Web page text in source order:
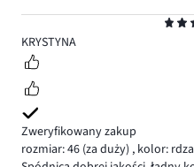
4
KRYSTYNA
Zweryfikowany zakup
rozmiar: 46 (za duży) , kolor: